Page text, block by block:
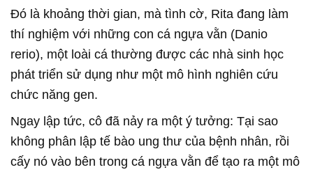
Đó là khoảng thời gian, mà tình cờ, Rita đang làm
thí nghiệm với những con cá ngựa vằn (Danio
rerio), một loài cá thường được các nhà sinh học
phát triển sử dụng như một mô hình nghiên cứu
chức năng gen.
Ngay lập tức, cô đã nảy ra một ý tưởng: Tại sao
không phân lập tế bào ung thư của bệnh nhân, rồi
cấy nó vào bên trong cá ngựa vằn để tạo ra một mô